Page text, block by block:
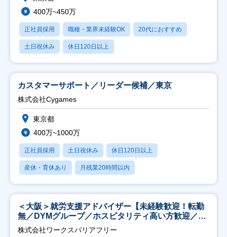
400万~450万
正社員採用 職種・業界未経験OK 20代におすすめ
土日祝休み 休日120日以上
カスタマーサポート／リーダー候補／東京
株式会社Cygames
東京都
400万~1000万
正社員採用 土日祝休み 休日120日以上
産休・育休あり 月残業20時間以内
＜大阪＞就労支援アドバイザー【未経験歓迎！転勤
無／DYMグループ／ホスピタリティ高い方歓迎／土
日祝】
株式会社ワークスバリアフリー